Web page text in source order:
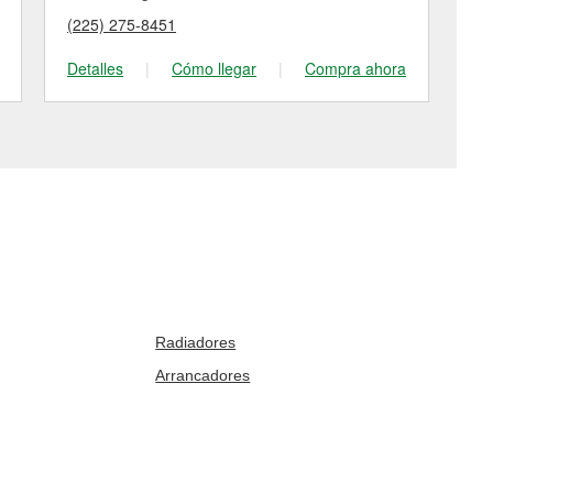
(225) 275-8451
Detalles
| Cómo llegar | Compra ahora
Radiadores
Arrancadores